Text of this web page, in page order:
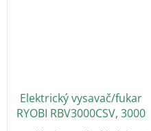
Elektrický vysavač/fukar
RYOBI RBV3000CSV, 3000